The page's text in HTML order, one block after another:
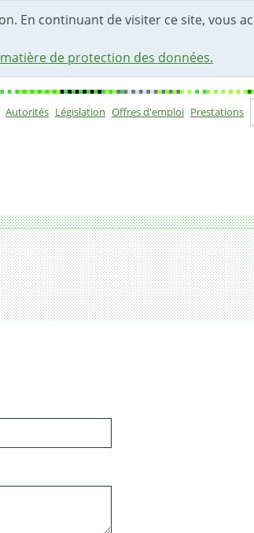
En continuant de visiter ce site, vous
de protection des données.
Autorités Législation Offres d'emploi Prestations